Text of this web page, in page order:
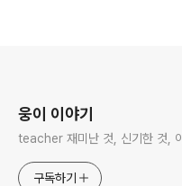
웅이 이야기
teacher 재미난 것, 신기한 것,
구독하기